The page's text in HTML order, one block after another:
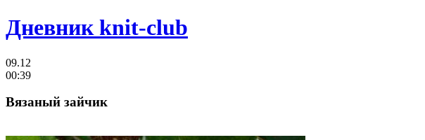
Дневник knit-club
09.12
00:39
Вязаный зайчик